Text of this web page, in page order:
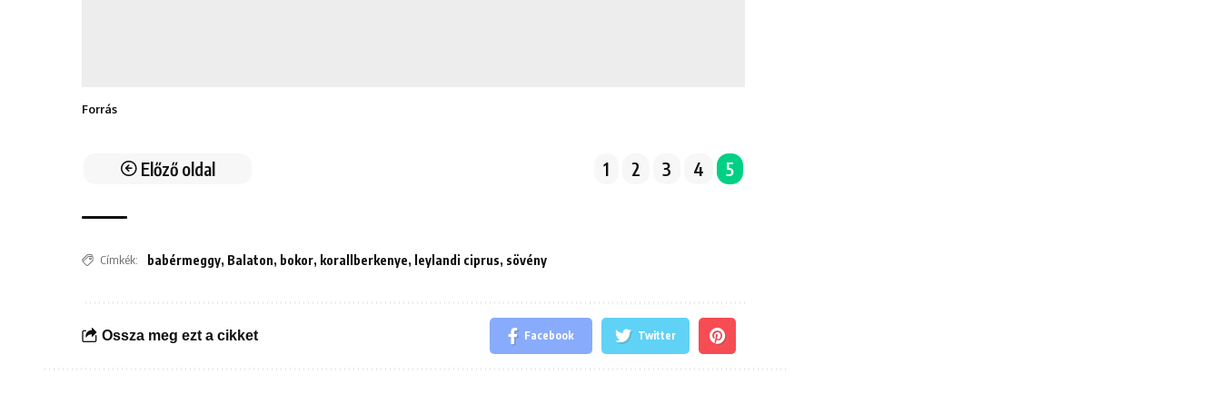
Forrás
Előző oldal 1 2 3 4 5
Címkék: babérmeggy, Balaton, bokor, korallberkenye, leylandi ciprus, sövény
Ossza meg ezt a cikket Facebook Twitter